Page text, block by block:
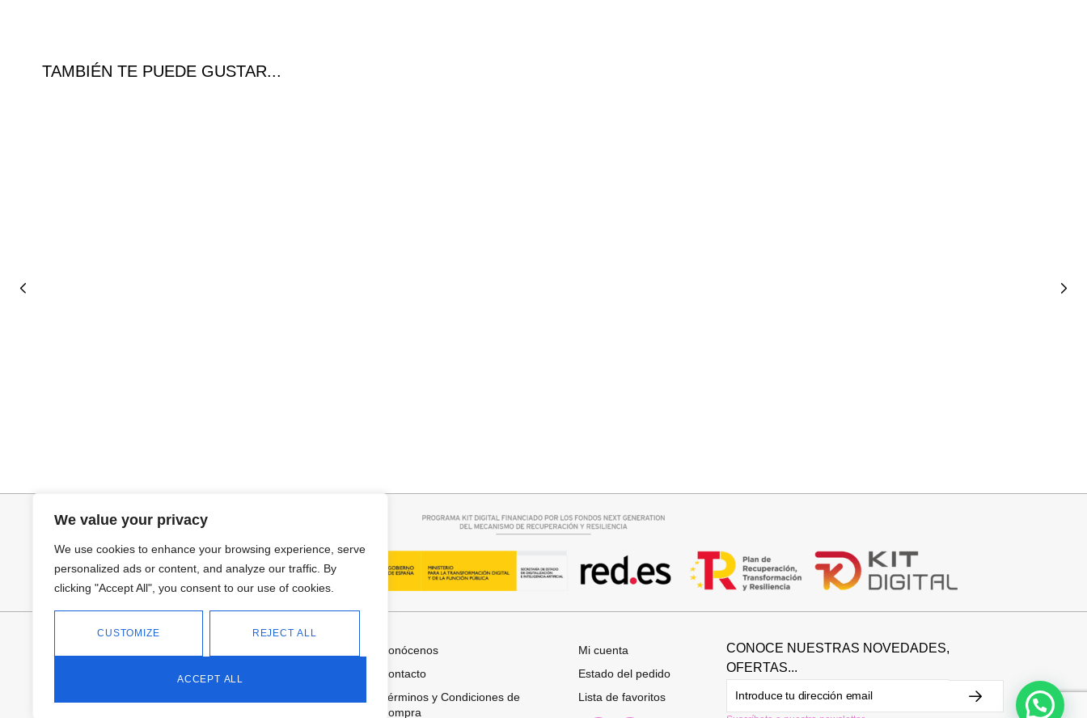
We value your privacy
We use cookies to enhance your browsing experience, serve
personalized ads or content, and analyze our traffic. By
clicking "Accept All", you consent to our use of cookies.
CUSTOMIZE REJECT ALL
ACCEPT ALL
TAMBIÉN TE PUEDE GUSTAR...
FANTASÍA - TIENDA
13700 Tomelloso (Ciudad Real)
Teléfono: 618 11 75 02
HORARIO
L a V: 10:30-14:00 | 18:00-21:00
Conócenos
Contacto
Términos y Condiciones de
Compra
Mi cuenta
Estado del pedido
Lista de favoritos
CONOCE NUESTRAS NOVEDADES,
OFERTAS...